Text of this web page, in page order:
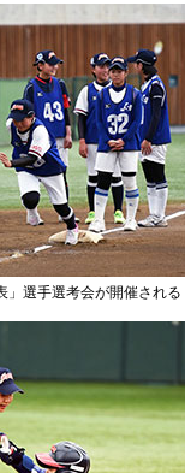
」選手選考会が開催される